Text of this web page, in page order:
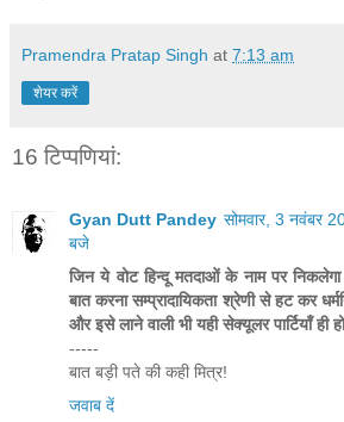
Pramendra Pratap Singh at 7:13 am
शेयर करें
16 टिप्‍पणियां:
Gyan Dutt Pandey सोमवार, 3 नवंबर
बजे
जिन ये वोट हिन्‍दू मतदाओं के नाम पर
बात करना सम्प्रादायिकता श्रेणी से हट कर
और इसे लाने वाली भी यही सेक्यूलर पार्टियॉं ही
-----
बात बड़ी पते की कही मित्र!
जवाब दें